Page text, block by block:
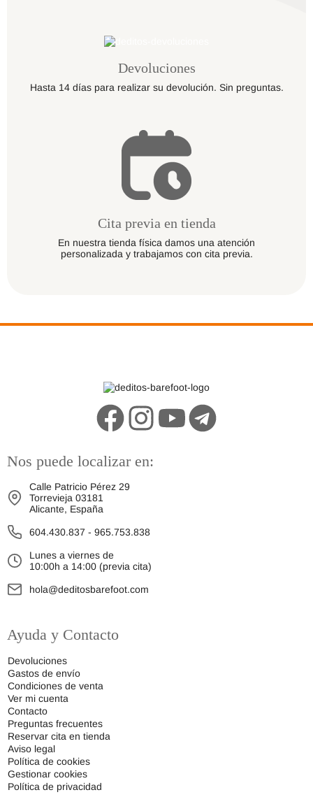
Devoluciones
Hasta 14 días para realizar su devolución. Sin preguntas.
Cita previa en tienda
En nuestra tienda física damos una atención
personalizada y trabajamos con cita previa.
Nos puede localizar en:
Calle Patricio Pérez 29
Torrevieja 03181
Alicante, España
604.430.837 - 965.753.838
Lunes a viernes de
10:00h a 14:00 (previa cita)
hola@deditosbarefoot.com
Ayuda y Contacto
Devoluciones
Gastos de envío
Condiciones de venta
Ver mi cuenta
Contacto
Preguntas frecuentes
Reservar cita en tienda
Aviso legal
Política de cookies
Gestionar cookies
Política de privacidad